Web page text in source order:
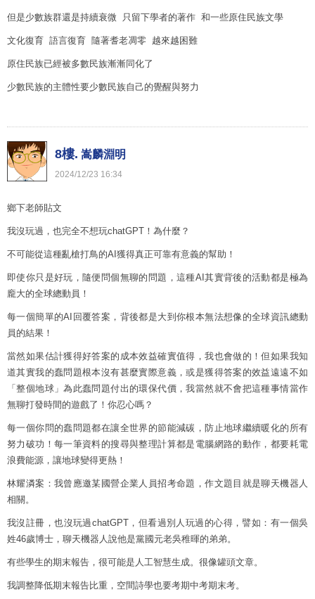
但是少數族群還是持續衰微 只留下學者的著作 和一些原住民族文學
文化復育 語言復育 隨著耆老凋零 越來越困難
原住民族已經被多數民族漸漸同化了
少數民族的主體性要少數民族自己的覺醒與努力
8樓. 嵩麟淵明
2024/12/23 16:34
鄉下老師貼文
我沒玩過，也完全不想玩chatGPT！為什麼？
不可能從這種亂槍打鳥的AI獲得真正可靠有意義的幫助！
即使你只是好玩，隨便問個無聊的問題，這種AI其實背後的活動都是極為
龐大的全球總動員！
每一個簡單的AI回覆答案，背後都是大到你根本無法想像的全球資訊總動
員的結果！
當然如果估計獲得好答案的成本效益確實值得，我也會做的！但如果我知
道其實我的蠢問題根本沒有甚麼實際意義，或是獲得答案的效益遠遠不如
「整個地球」為此蠢問題付出的環保代價，我當然就不會把這種事情當作
無聊打發時間的遊戲了！你忍心嗎？
每一個你問的蠢問題都在讓全世界的節能減碳，防止地球繼續暖化的所有
努力破功！每一筆資料的搜尋與整理計算都是電腦網路的動作，都要耗電
浪費能源，讓地球變得更熱！
林耀潾案：我曾應邀某國營企業人員招考命題，作文題目就是聊天機器人
相關。
我沒註冊，也沒玩過chatGPT，但看過別人玩過的心得，譬如：有一個吳
姓46歲博士，聊天機器人說他是黨國元老吳稚暉的弟弟。
有些學生的期末報告，很可能是人工智慧生成。很像罐頭文章。
我調整降低期末報告比重，空間詩學也要考期中考期末考。